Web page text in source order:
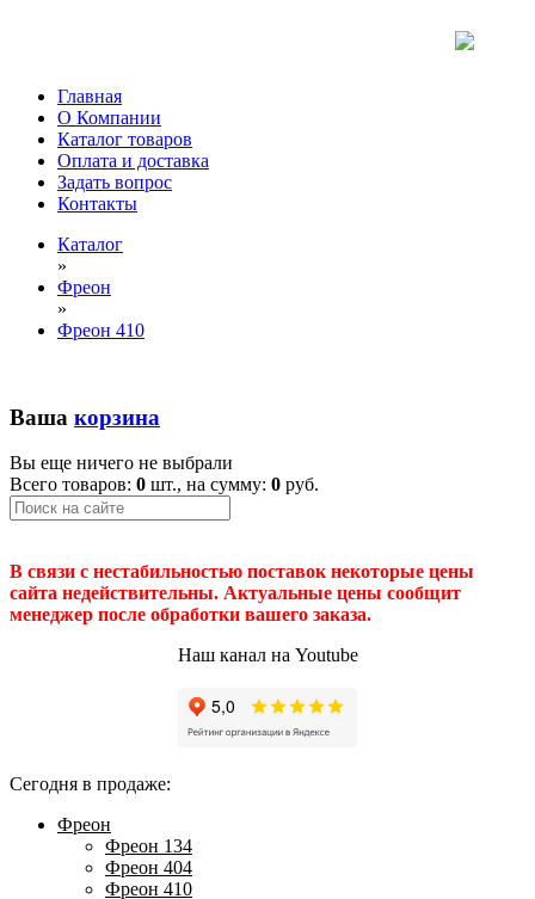
Главная
О Компании
Каталог товаров
Оплата и доставка
Задать вопрос
Контакты
Каталог
»
Фреон
»
Фреон 410
Ваша корзина
Вы еще ничего не выбрали
Всего товаров: 0 шт., на сумму: 0 руб.
В связи с нестабильностью поставок некоторые цены
сайта недействительны. Актуальные цены сообщит
менеджер после обработки вашего заказа.
Наш канал на Youtube
Сегодня в продаже:
Фреон
Фреон 134
Фреон 404
Фреон 410